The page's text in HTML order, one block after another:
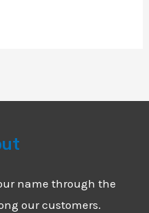
name through the
our customers.